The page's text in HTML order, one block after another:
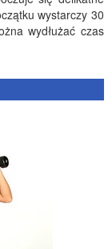
wystarczy 30
wydłużać czas